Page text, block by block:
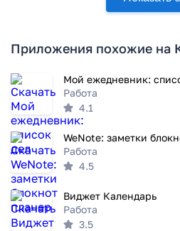
Приложения похожие на
Работа
4.1
Работа
4.5
Виджет Календарь
Работа
3.5